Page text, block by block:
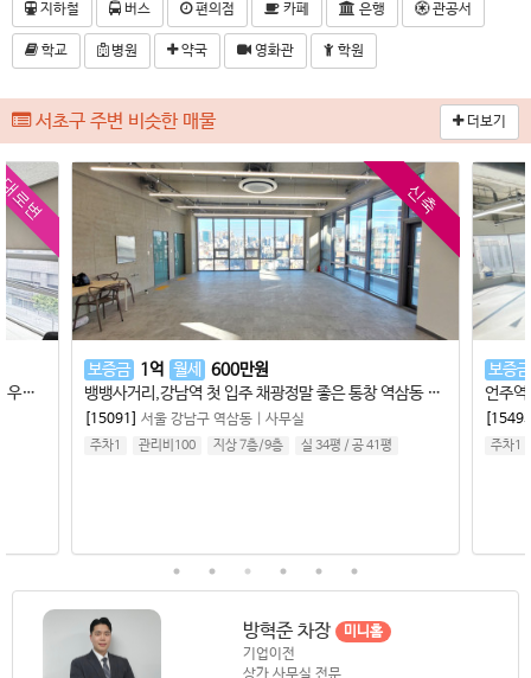
지하철 버스 편의점 카페 은행 관공서
학교 병원 약국 영화관 학원
더보기
서초구 주변 비슷한 매물
신축 인테리어사무실
보증금 8,000 만원 월세
[15493] 서울 강남구 역삼동|사무실
주차1 관리비80 지상 3층/7 실 35평/공 39평
보
삼
주
방혁준 차장 미니홈
기업이전